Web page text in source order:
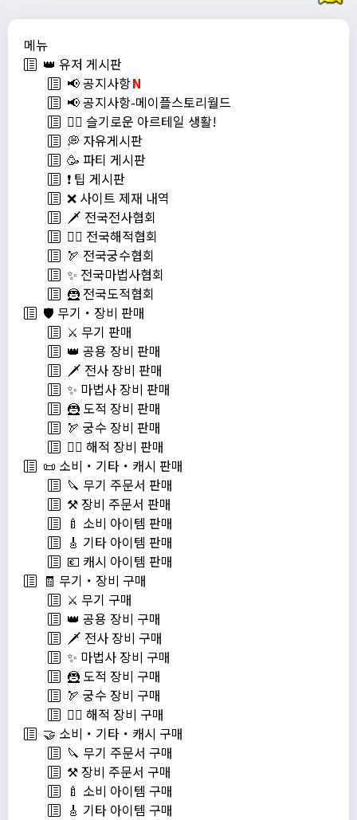
메뉴
👑 유저 게시판
📢 공지사항N
📢 공지사항-메이플스토리월드
💁‍♂ 슬기로운 아르테일 생활!
💭 자유게시판
🥳 파티 게시판
❗️ 팁 게시판
❌ 사이트 제재 내역
🗡️ 전국전사협회
🏴‍☠️ 전국해적협회
🏹 전국궁수협회
✨ 전국마법사협회
🦹 전국도적협회
🛡️ 무기・장비 판매
⚔️ 무기 판매
👑 공용 장비 판매
🗡️ 전사 장비 판매
✨ 마법사 장비 판매
🦹 도적 장비 판매
🏹 궁수 장비 판매
🏴‍☠️ 해적 장비 판매
📜 소비・기타・캐시 판매
🔪 무기 주문서 판매
⚒️ 장비 주문서 판매
🍼 소비 아이템 판매
🎸 기타 아이템 판매
💶 캐시 아이템 판매
🧾 무기・장비 구매
⚔️ 무기 구매
👑 공용 장비 구매
🗡️ 전사 장비 구매
✨ 마법사 장비 구매
🦹 도적 장비 구매
🏹 궁수 장비 구매
🏴‍☠️ 해적 장비 구매
🤝 소비・기타・캐시 구매
🔪 무기 주문서 구매
⚒️ 장비 주문서 구매
🍼 소비 아이템 구매
🎸 기타 아이템 구매